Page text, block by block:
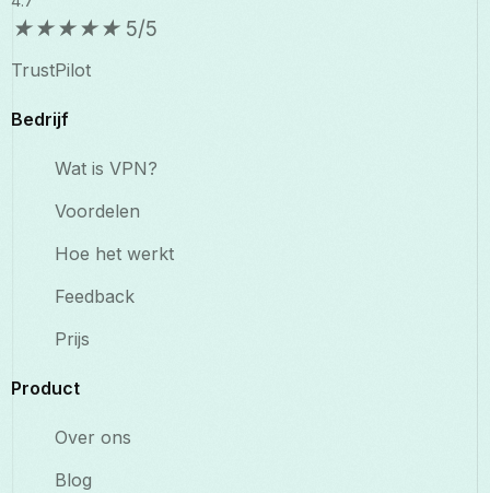
★★★★★ 5/5
TrustPilot
Bedrijf
Wat is VPN?
Voordelen
Hoe het werkt
Feedback
Prijs
Product
Over ons
Blog